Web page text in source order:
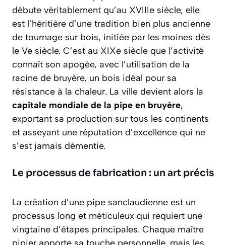
débute véritablement qu’au XVIIIe siècle, elle
est l’héritière d’une tradition bien plus ancienne
de tournage sur bois, initiée par les moines dès
le Ve siècle. C’est au XIXe siècle que l’activité
connaît son apogée, avec l’utilisation de la
racine de bruyère, un bois idéal pour sa
résistance à la chaleur. La ville devient alors la
capitale mondiale de la pipe en bruyère,
exportant sa production sur tous les continents
et asseyant une réputation d’excellence qui ne
s’est jamais démentie.
Le processus de fabrication : un art précis
La création d’une pipe sanclaudienne est un
processus long et méticuleux qui requiert une
vingtaine d’étapes principales. Chaque maître